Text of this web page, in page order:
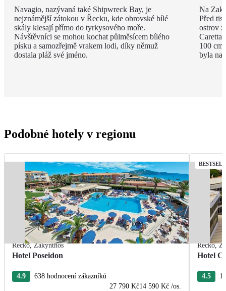
Navagio, nazývaná také Shipwreck Bay, je
nejznámější zátokou v Řecku, kde obrovské bílé
skály klesají přímo do tyrkysového moře.
Návštěvníci se mohou kochat půlměsícem bílého
písku a samozřejmě vrakem lodi, díky němuž
dostala pláž své jméno.
Na
Před
ostrov
Caretta
100 cm
byla na
Podobné hotely v regionu
Řecko,Zakynthos
Hotel Poseidon
4.9
638 hodnocení zákazníků
27 790 Kč14 590 Kč /os.
Řecko,
Hotel
4.5